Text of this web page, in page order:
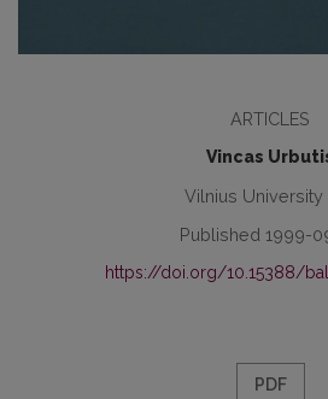
ARTICLES
Vincas
Vilnius University
Published 1999-
https://doi.org/10.15388/
PDF